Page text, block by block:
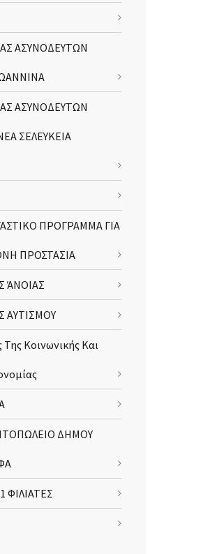
ΑΣΥΝΟΔΕΥΤΩΝ
ΑΣΥΝΟΔΕΥΤΩΝ
ΣΕΛΕΥΚΕΙΑ
ΠΡΟΓΡΑΜΜΑ ΓΙΑ
ΠΡΟΣΤΑΣΙΑ
ΆΝΟΙΑΣ
ΑΥΤΙΣΜΟΥ
Κοινωνικής Και
ΔΗΜΟΥ
ΦΙΛΙΑΤΕΣ